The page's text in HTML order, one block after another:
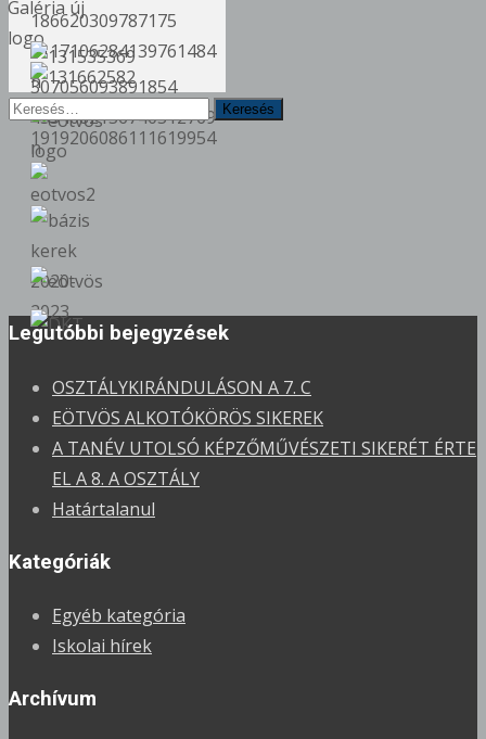
Keresés
erre:
Legutóbbi bejegyzések
OSZTÁLYKIRÁNDULÁSON A 7. C
EÖTVÖS ALKOTÓKÖRÖS SIKEREK
A TANÉV UTOLSÓ KÉPZŐMŰVÉSZETI SIKERÉT ÉRTE
EL A 8. A OSZTÁLY
Határtalanul
Kategóriák
Egyéb kategória
Iskolai hírek
Archívum